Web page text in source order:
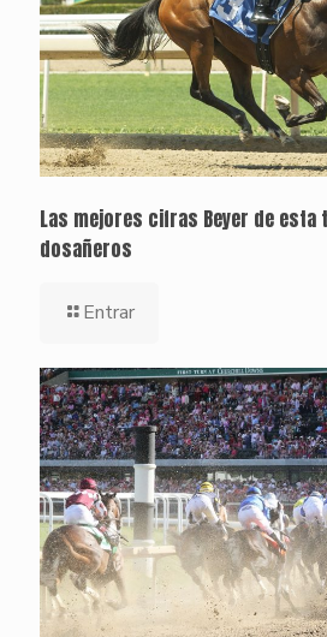
Las mejores cifras Beyer de
dosañeros
Entrar